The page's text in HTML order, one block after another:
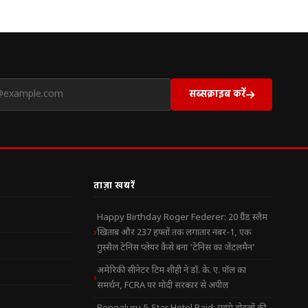
सब्सक्राइब करें
ताज़ा खबरें
Happy Birthday Roger Federer: 20 ग्रैंड स्लैम
खिताब और 237 हफ्तों तक लगातार नंबर-1, एक
गुस्सैल टेनिस प्लेयर कैसे बना ‘टेनिस का जेंटलमैन’
अमेरिकी सीनेटर टिम शीही ने डॉ. के. ए. पॉल का
समर्थन, FCRA पर मोदी सरकार से अपील